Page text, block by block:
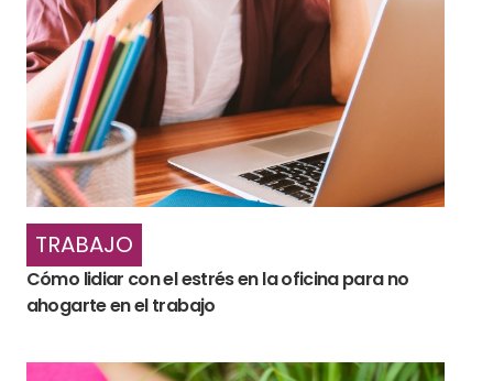
TRABAJO
Cómo lidiar con el estrés en la oficina para no
ahogarte en el trabajo